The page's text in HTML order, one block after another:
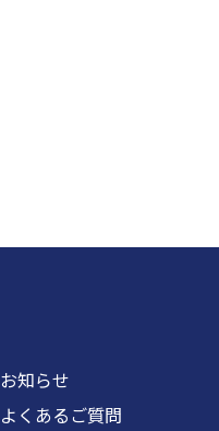
お知らせ
よくあるご質問